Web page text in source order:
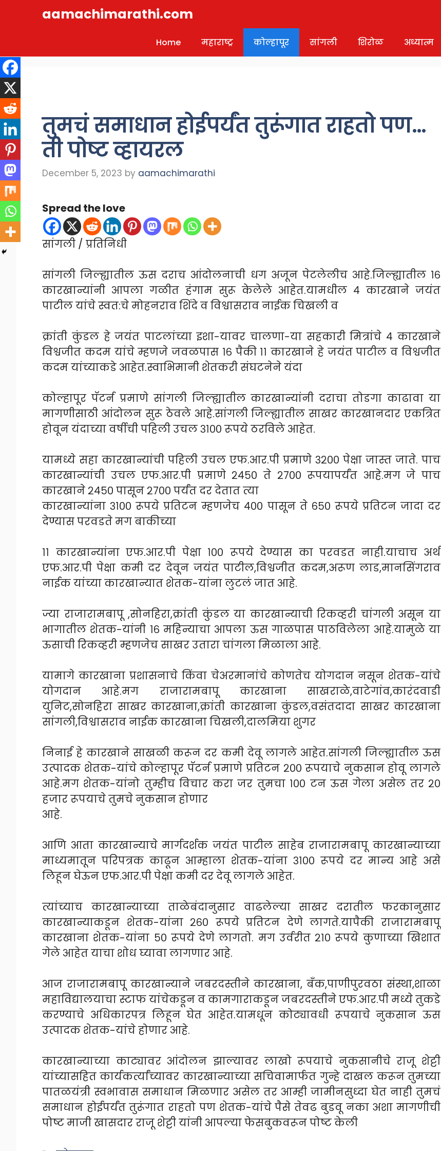
aamachimarathi.com
Home महाराष्ट्र कोल्हापूर सांगली शिरोळ अध्यात्म
तुमचं समाधान होईपर्यंत तुरूंगात राहतो पण…
ती पोष्ट व्हायरल
December 5, 2023 by aamachimarathi
Spread the love
सांगली / प्रतिनिधी
सांगली जिल्ह्यातील ऊस दराच आंदोलनाची धग अजून पेटलेलीच आहे.जिल्ह्यातील १६
कारखान्यांनी आपला गळीत हंगाम सुरू केलेले आहेत.यामधील ४ कारखाने जयंत
पाटील यांचे स्वत:चे मोहनराव शिंदे व विश्वासराव नाईक चिखली व
क्रांती कुंडल हे जयंत पाटलांच्या इशा-यावर चालणा-या सहकारी मित्रांचे ४ कारखाने
विश्वजीत कदम यांचे म्हणजे जवळपास १६ पैकी ११ कारखाने हे जयंत पाटील व विश्वजीत
कदम यांच्याकडे आहेत.स्वाभिमानी शेतकरी संघटनेने यंदा
कोल्हापूर पॅटर्न प्रमाणे सांगली जिल्ह्यातील कारखान्यांनी दराचा तोडगा काढावा या
मागणीसाठी आंदोलन सुरू ठेवले आहे.सांगली जिल्ह्यातील साखर कारखानदार एकत्रित
होवून यंदाच्या वर्षीची पहिली उचल ३१०० रूपये ठरविले आहेत.
यामध्ये सहा कारखान्यांची पहिली उचल एफ.आर.पी प्रमाणे ३२०० पेक्षा जास्त जाते. पाच
कारखान्यांची उचल एफ.आर.पी प्रमाणे २४५० ते २७०० रूपयापर्यंत आहे.मग जे पाच
कारखाने २४५० पासून २७०० पर्यंत दर देतात त्या
कारखान्यांना ३१०० रूपये प्रतिटन म्हणजेच ४०० पासून ते ६५० रूपये प्रतिटन जादा दर
देण्यास परवडते मग बाकीच्या
११ कारखान्यांना एफ.आर.पी पेक्षा १०० रूपये देण्यास का परवडत नाही.याचाच अर्थ
एफ.आर.पी पेक्षा कमी दर देवून जयंत पाटील,विश्वजीत कदम,अरूण लाड,मानसिंगराव
नाईक यांच्या कारखान्यात शेतक-यांना लुटलं जात आहे.
ज्या राजारामबापू ,सोनहिरा,क्रांती कुंडल या कारखान्याची रिकव्हरी चांगली असून या
भागातील शेतक-यांनी १६ महिन्याचा आपला ऊस गाळपास पाठविलेला आहे.यामुळे या
ऊसाची रिकव्हरी म्हणजेच साखर उतारा चांगला मिळाला आहे.
यामागे कारखाना प्रशासनाचे किंवा चेअरमानांचे कोणतेच योगदान नसून शेतक-यांचे
योगदान आहे.मग राजारामबापू कारखाना साखराळे,वाटेगांव,कारंदवाडी
युनिट,सोनहिरा साखर कारखाना,क्रांती कारखाना कुंडल,वसंतदादा साखर कारखाना
सांगली,विश्वासराव नाईक कारखाना चिखली,दालमिया शुगर
निनाई हे कारखाने साखळी करून दर कमी देवू लागले आहेत.सांगली जिल्ह्यातील ऊस
उत्पादक शेतक-यांचे कोल्हापूर पॅटर्न प्रमाणे प्रतिटन २०० रूपयाचे नुकसान होवू लागले
आहे.मग शेतक-यांनो तुम्हीच विचार करा जर तुमचा १०० टन ऊस गेला असेल तर २०
हजार रूपयाचे तुमचे नुकसान होणार
आहे.
आणि आता कारखान्याचे मार्गदर्शक जयंत पाटील साहेब राजारामबापू कारखान्याच्या
माध्यमातून परिपत्रक काढून आम्हाला शेतक-यांना ३१०० रूपये दर मान्य आहे असे
लिहून घेऊन एफ.आर.पी पेक्षा कमी दर देवू लागले आहेत.
त्यांच्याच कारखान्याच्या ताळेबंदानुसार वाढलेल्या साखर दरातील फरकानुसार
कारखान्याकडून शेतक-यांना २६० रूपये प्रतिटन देणे लागते.यापैकी राजारामबापू
कारखाना शेतक-यांना ५० रूपये देणे लागतो. मग उर्वरीत २१० रूपये कुणाच्या खिशात
गेले आहेत याचा शोध घ्यावा लागणार आहे.
आज राजारामबापू कारखान्याने जबरदस्तीने कारखाना, बॅंक,पाणीपुरवठा संस्था,शाळा
महाविद्यालयाचा स्टाफ यांचेकडून व कामगाराकडून जबरदस्तीने एफ.आर.पी मध्ये तुकडे
करण्याचे अधिकारपत्र लिहून घेत आहेत.यामधून कोट्यावधी रूपयाचे नुकसान ऊस
उत्पादक शेतक-यांचे होणार आहे.
कारखान्याच्या काट्यावर आंदोलन झाल्यावर लाखो रूपयाचे नुकसानीचे राजू शेट्टी
यांच्यासहित कार्यकर्त्यांच्यावर कारखान्याच्या सचिवामार्फत गुन्हे दाखल करून तुमच्या
पातळयंत्री स्वभावास समाधान मिळणार असेल तर आम्ही जामीनसुध्दा घेत नाही तुमचं
समाधान होईपर्यंत तुरूंगात राहतो पण शेतक-यांचे पैसे तेवढ बुडवू नका अशा मागणीची
पोष्ट माजी खासदार राजू शेट्टी यांनी आपल्या फेसबुकवरून पोष्ट केली